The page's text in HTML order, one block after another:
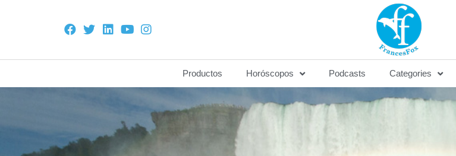
Productos Horóscopos Podcasts Categories